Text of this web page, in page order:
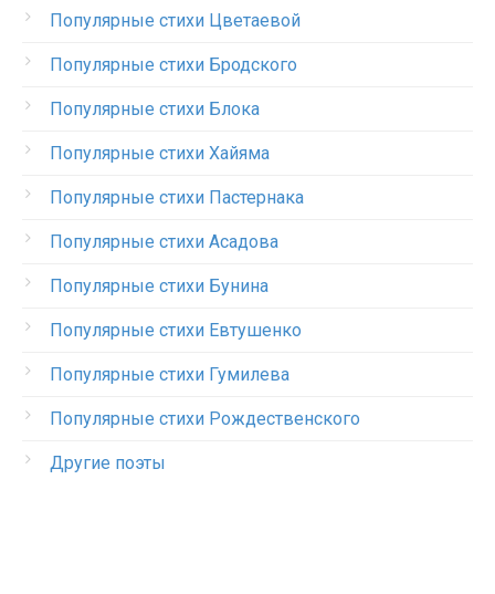
Популярные стихи Цветаевой
Популярные стихи Бродского
Популярные стихи Блока
Популярные стихи Хайяма
Популярные стихи Пастернака
Популярные стихи Асадова
Популярные стихи Бунина
Популярные стихи Евтушенко
Популярные стихи Гумилева
Популярные стихи Рождественского
Другие поэты